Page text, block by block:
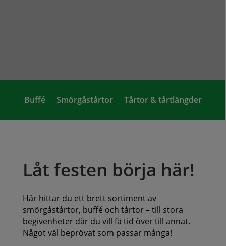
Buffé Smörgåstårtor Tårtor & tårtlängder
Låt festen börja här!
Här hittar du ett brett sortiment av
smörgåstårtor, buffé och tårtor – till stora
begivenheter där du vill få tid över till annat.
Något väl beprövat som passar många!